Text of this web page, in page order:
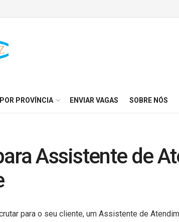
PROVÍNCIA ENVIAR VAGAS SOBRE NÓS
Assistente de
para o seu cliente, um Assistente de